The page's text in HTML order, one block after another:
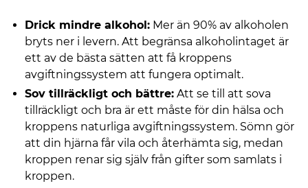
Drick mindre alkohol: Mer än 90% av alkoholen
bryts ner i levern. Att begränsa alkoholintaget är
ett av de bästa sätten att få kroppens
avgiftningssystem att fungera optimalt.
Sov tillräckligt och bättre: Att se till att sova
tillräckligt och bra är ett måste för din hälsa och
kroppens naturliga avgiftningssystem. Sömn gör
att din hjärna får vila och återhämta sig, medan
kroppen renar sig själv från gifter som samlats i
kroppen.